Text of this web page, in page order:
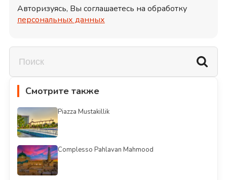
Авторизуясь, Вы соглашаетесь на обработку
персональных данных
Смотрите также
Piazza Mustakillik
Complesso Pahlavan Mahmood